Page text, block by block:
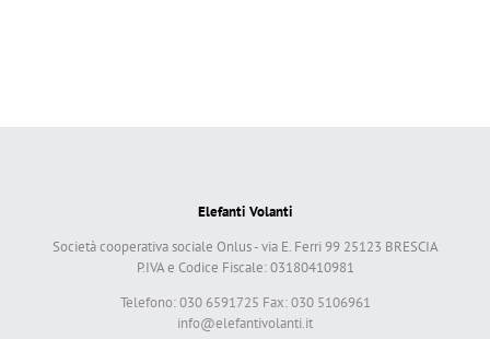
Elefanti Volanti
Società cooperativa sociale Onlus - via E. Ferri 99 25123 BRESCIA
P.IVA e Codice Fiscale: 03180410981
Telefono: 030 6591725 Fax: 030 5106961
info@elefantivolanti.it